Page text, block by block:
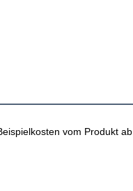
vom Produkt ab.